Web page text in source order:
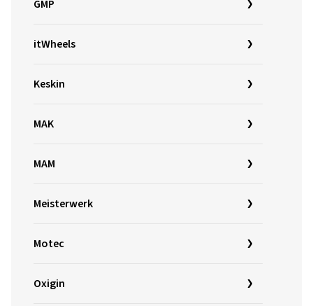
GMP
itWheels
Keskin
MAK
MAM
Meisterwerk
Motec
Oxigin